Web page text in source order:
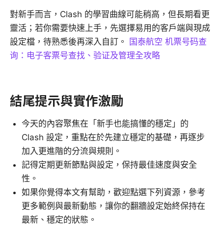
對新手而言，Clash 的學習曲線可能稍高，但長期看更
靈活；若你需要快速上手，先選擇易用的客戶端與現成
設定檔，待熟悉後再深入自訂。 国泰航空 机票号码查
询：电子客票号查找、验证及管理全攻略
結尾提示與實作激勵
今天的內容聚焦在「新手也能搞懂的穩定」的
Clash 設定，重點在於先建立穩定的基礎，再逐步
加入更進階的分流與規則。
記得定期更新節點與設定，保持最佳速度與安全
性。
如果你覺得本文有幫助，歡迎點選下列資源，參考
更多範例與最新動態，讓你的翻牆設定始終保持在
最新、穩定的狀態。